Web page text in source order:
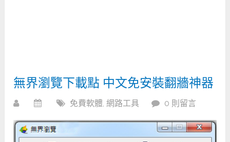
無界瀏覽下載點 中文免安裝翻牆神器
免費軟體, 網路工具 0 則留言